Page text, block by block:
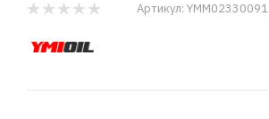
Артикул: YMM02330091